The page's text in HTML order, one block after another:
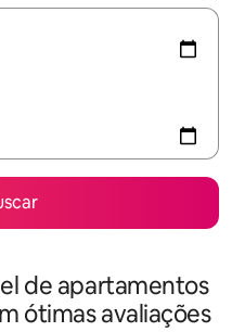
de apartamentos
ótimas avaliações